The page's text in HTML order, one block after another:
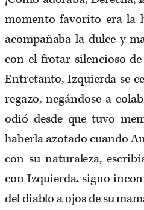
momento favorito era la
acompañaba la dulce y
con el frotar silencioso
Entretanto, Izquierda se
regazo, negándose a
odió desde que tuvo
haberla azotado cuando
con su naturaleza,
con Izquierda, signo
del diablo a ojos de su